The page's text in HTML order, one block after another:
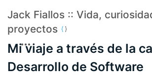
Jack Fiallos :: Vida,
proyectos
Mi viaje a través de la
Desarrollo de Software